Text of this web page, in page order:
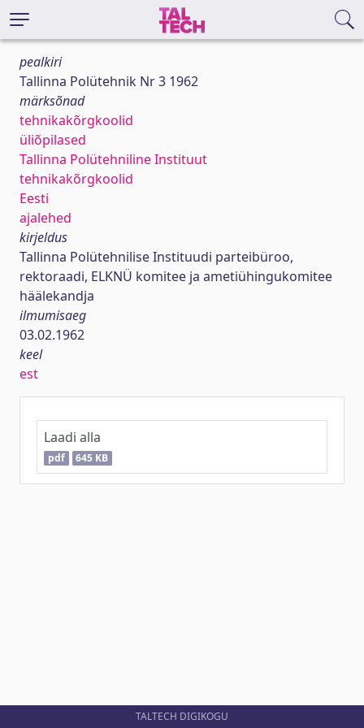
pealkiri
Tallinna Polütehnik Nr 3 1962
märksõnad
tehnikakõrgkoolid
üliõpilased
Tallinna Polütehniline Instituut
tehnikakõrgkoolid
Eesti
ajalehed
kirjeldus
Tallinna Polütehnilise Instituudi parteibüroo,
rektoraadi, ELKNÜ komitee ja ametiühingukomitee
häälekandja
ilmumisaeg
03.02.1962
keel
est
Laadi alla
pdf 645 KB
TALTECH DIGIKOGU